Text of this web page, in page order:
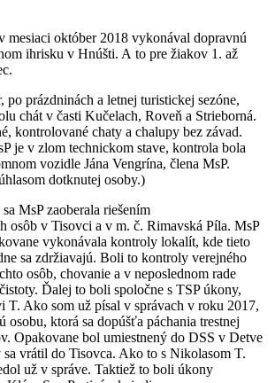
mesiaci október 2018 vykonával dopravnú
ihrisku v Hnúšti. A to pre žiakov 1. až
po prázdninách a letnej turistickej sezóne,
chát v časti Kučelach, Roveň a Strieborná.
kontrolované chaty a chalupy bez závad.
je v zlom technickom stave, kontrola bola
vozidle Jána Vengrína, člena MsP.
dotknutej osoby.)
MsP zaoberala riešením
osôb v Tisovci a v m. č. Rimavská Píla. MsP
vykonávala kontroly lokalít, kde tieto
sa zdržiavajú. Boli to kontroly verejného
osôb, chovanie a v neposlednom rade
Ďalej to boli spoločne s TSP úkony,
T. Ako som už písal v správach v roku 2017,
osobu, ktorá sa dopúšťa páchania trestnej
Opakovane bol umiestnený do DSS v Detve
vrátil do Tisovca. Ako to s Nikolasom T.
už v správe. Taktiež to boli úkony